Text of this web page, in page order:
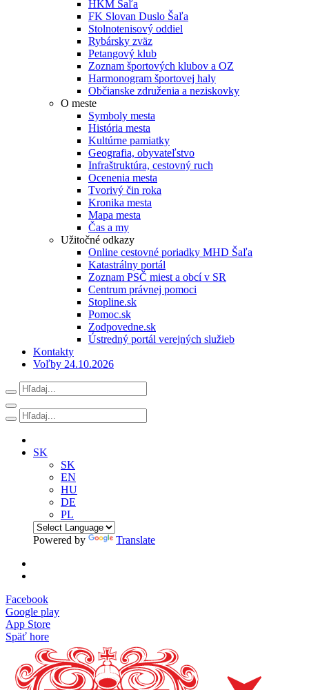
HKM Šaľa
FK Slovan Duslo Šaľa
Stolnotenisový oddiel
Rybársky zväz
Petangový klub
Zoznam športových klubov a OZ
Harmonogram športovej haly
Občianske združenia a neziskovky
O meste
Symboly mesta
História mesta
Kultúrne pamiatky
Geografia, obyvateľstvo
Infraštruktúra, cestovný ruch
Ocenenia mesta
Tvorivý čin roka
Kronika mesta
Mapa mesta
Čas a my
Užitočné odkazy
Online cestovné poriadky MHD Šaľa
Katastrálny portál
Zoznam PSČ miest a obcí v SR
Centrum právnej pomoci
Stopline.sk
Pomoc.sk
Zodpovedne.sk
Ústredný portál verejných služieb
Kontakty
Voľby 24.10.2026
SK
SK
EN
HU
DE
PL
Powered by Translate
Facebook
Google play
App Store
Späť hore